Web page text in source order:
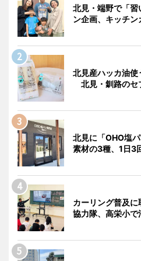
北見・端野で「
ン企画、キッチン
北見産ハッカ油使
北見・釧路のセ
北見に「OHO塩
素材の3種、1日3
カーリング普及
協力隊、高栄小で